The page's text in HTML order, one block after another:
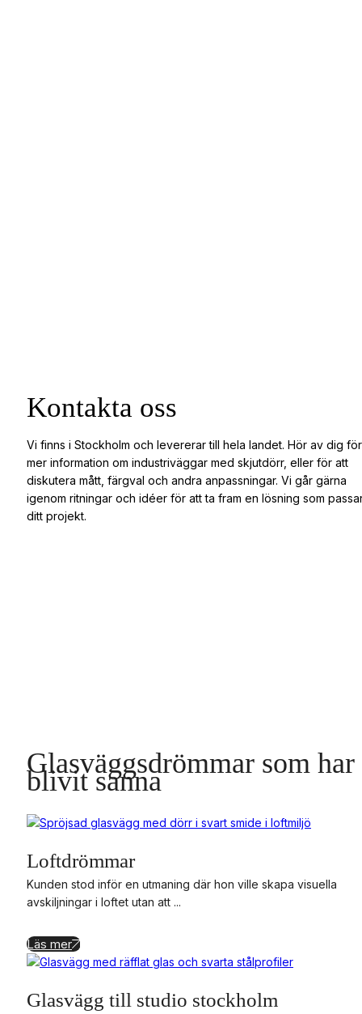
Kontakta oss
Vi finns i Stockholm och levererar till hela landet. Hör av dig för
mer information om industriväggar med skjutdörr, eller för att
diskutera mått, färgval och andra anpassningar. Vi går gärna
igenom ritningar och idéer för att ta fram en lösning som
ditt projekt.
Glasväggsdrömmar som har
blivit sanna
Loftdrömmar
Kunden stod inför en utmaning där hon ville skapa visuella
avskiljningar i loftet utan att ...
Läs mer
Glasvägg till studio stockholm